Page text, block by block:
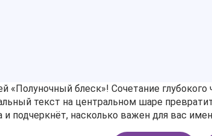
блеск»! Сочетание
текст на центральном шаре
подчеркнёт, насколько важен для вас